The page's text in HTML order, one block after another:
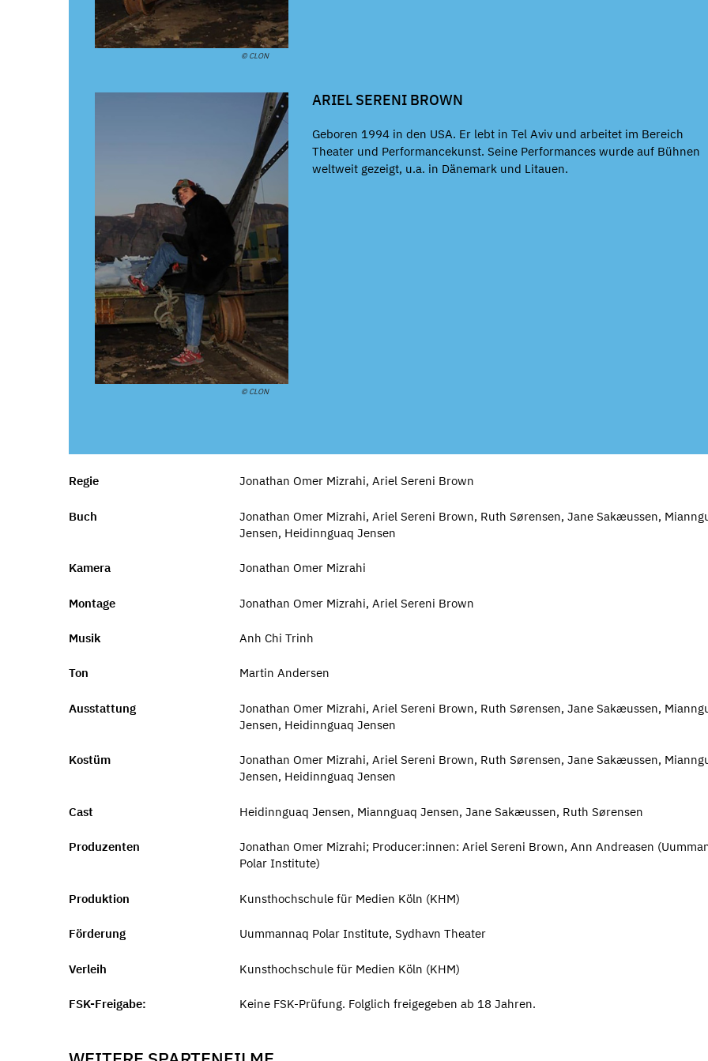
© CLON
© CLON
ARIEL SERENI BROWN
Geboren 1994 in den USA. Er lebt in Tel Aviv und arbeitet im Bereich
Theater und Performancekunst. Seine Performances wurde auf Bühnen
weltweit gezeigt, u.a. in Dänemark und Litauen.
Regie Jonathan Omer Mizrahi, Ariel Sereni Brown
Buch
Jonathan Omer Mizrahi, Ariel Sereni Brown, Ruth Sørensen, Jane Sakæussen,
Jensen, Heidinnguaq Jensen
Kamera Jonathan Omer Mizrahi
Montage Jonathan Omer Mizrahi, Ariel Sereni Brown
Musik Anh Chi Trinh
Ton Martin Andersen
Ausstattung
Jonathan Omer Mizrahi, Ariel Sereni Brown, Ruth Sørensen, Jane Sakæussen,
Jensen, Heidinnguaq Jensen
Kostüm
Jonathan Omer Mizrahi, Ariel Sereni Brown, Ruth Sørensen, Jane Sakæussen,
Jensen, Heidinnguaq Jensen
Cast Heidinnguaq Jensen, Miannguaq Jensen, Jane Sakæussen, Ruth Sørensen
Produzenten
Jonathan Omer Mizrahi; Producer:innen: Ariel Sereni Brown, Ann Andreasen
Polar Institute)
Produktion Kunsthochschule für Medien Köln (KHM)
Förderung Uummannaq Polar Institute, Sydhavn Theater
Verleih Kunsthochschule für Medien Köln (KHM)
FSK-Freigabe: Keine FSK-Prüfung. Folglich freigegeben ab 18 Jahren.